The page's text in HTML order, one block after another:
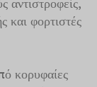
φορτιστές
κορυφαίες